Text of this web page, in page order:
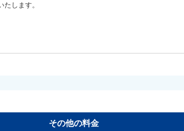
します。
その他の料金